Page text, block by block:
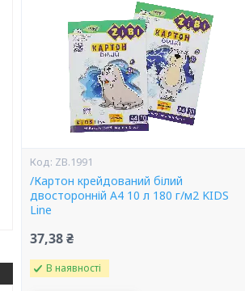
ZB.1991
/Картон крейдований білий
двосторонній А4 10 л 180 г/м2 KIDS
Line
37,38 ₴
В наявності